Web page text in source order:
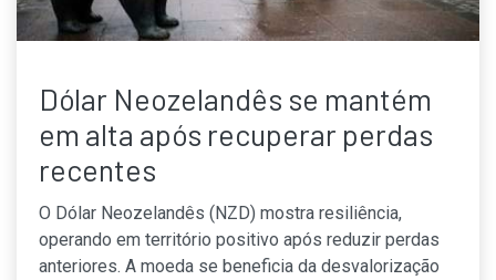
Dólar Neozelandês se mantém
em alta após recuperar perdas
recentes
O Dólar Neozelandês (NZD) mostra resiliência,
operando em território positivo após reduzir perdas
anteriores. A moeda se beneficia da desvalorização